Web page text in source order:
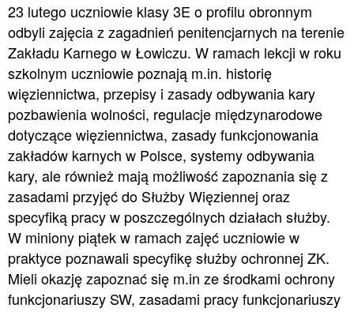
23 lutego uczniowie klasy 3E o profilu obronnym
odbyli zajęcia z zagadnień penitencjarnych na terenie
Zakładu Karnego w Łowiczu. W ramach lekcji w roku
szkolnym uczniowie poznają m.in. historię
więziennictwa, przepisy i zasady odbywania kary
pozbawienia wolności, regulacje międzynarodowe
dotyczące więziennictwa, zasady funkcjonowania
zakładów karnych w Polsce, systemy odbywania
kary, ale również mają możliwość zapoznania się z
zasadami przyjęć do Służby Więziennej oraz
specyfiką pracy w poszczególnych działach służby.
W miniony piątek w ramach zajęć uczniowie w
praktyce poznawali specyfikę służby ochronnej ZK.
Mieli okazję zapoznać się m.in ze środkami ochrony
funkcjonariuszy SW, zasadami pracy funkcjonariuszy